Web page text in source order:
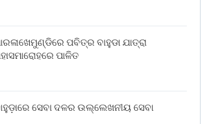
ପବିତ୍ର ବାହୁଡା ଯାତ୍ରା
ପାଳିତ
ସେବା ଦଳର ଉଲ୍ଲେଖନୀୟ ସେବା